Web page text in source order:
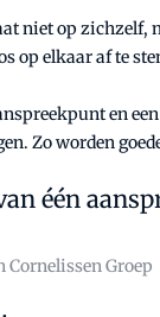
niet op
op elkaar af te
en
Zo worden
één
Groep